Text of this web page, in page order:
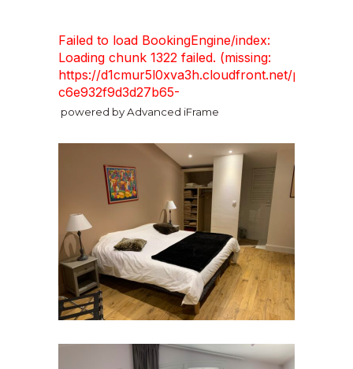
powered by Advanced iFrame